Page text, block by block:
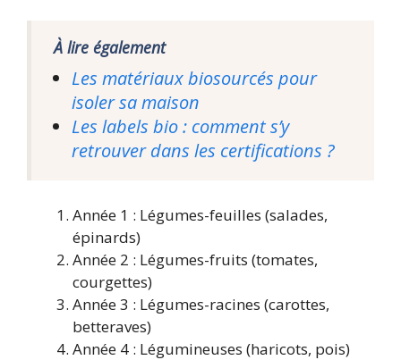
À lire également
Les matériaux biosourcés pour
isoler sa maison
Les labels bio : comment s’y
retrouver dans les certifications ?
Année 1 : Légumes-feuilles (salades,
épinards)
Année 2 : Légumes-fruits (tomates,
courgettes)
Année 3 : Légumes-racines (carottes,
betteraves)
Année 4 : Légumineuses (haricots, pois)